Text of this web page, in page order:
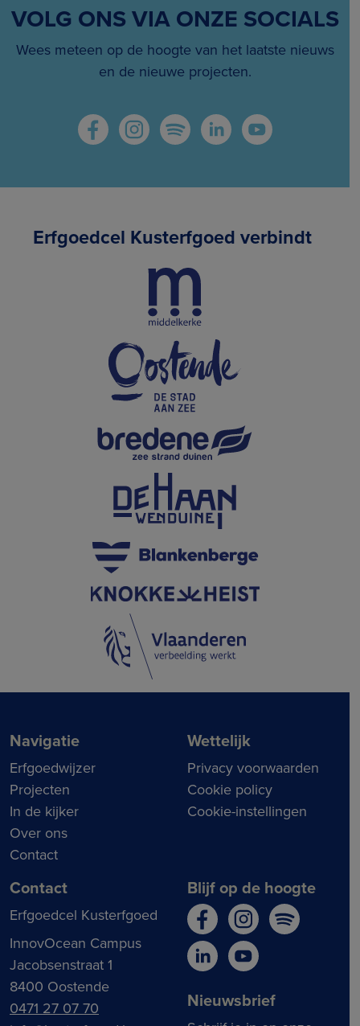
VOLG ONS VIA ONZE SOCIALS
Wees meteen op de hoogte van het laatste nieuws
en de nieuwe projecten.
Erfgoedcel Kusterfgoed verbindt
Navigatie
Erfgoedwijzer
Projecten
In de kijker
Over ons
Contact
Wettelijk
Privacy voorwaarden
Cookie policy
Cookie-instellingen
Contact
Erfgoedcel Kusterfgoed
InnovOcean Campus
Jacobsenstraat 1
8400 Oostende
0471 27 07 70
Blijf op de hoogte
Nieuwsbrief